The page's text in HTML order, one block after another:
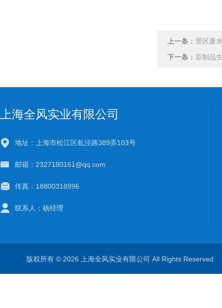
上一条： 景区废
下一条： 豆制品
上海全风实业有限公司
地址：上海市松江区虬泾路389弄103号
邮箱：2327180161@qq.com
传真：18800318996
联系人：杨经理
版权所有 © 2026 上海全风实业有限公司 All Rights